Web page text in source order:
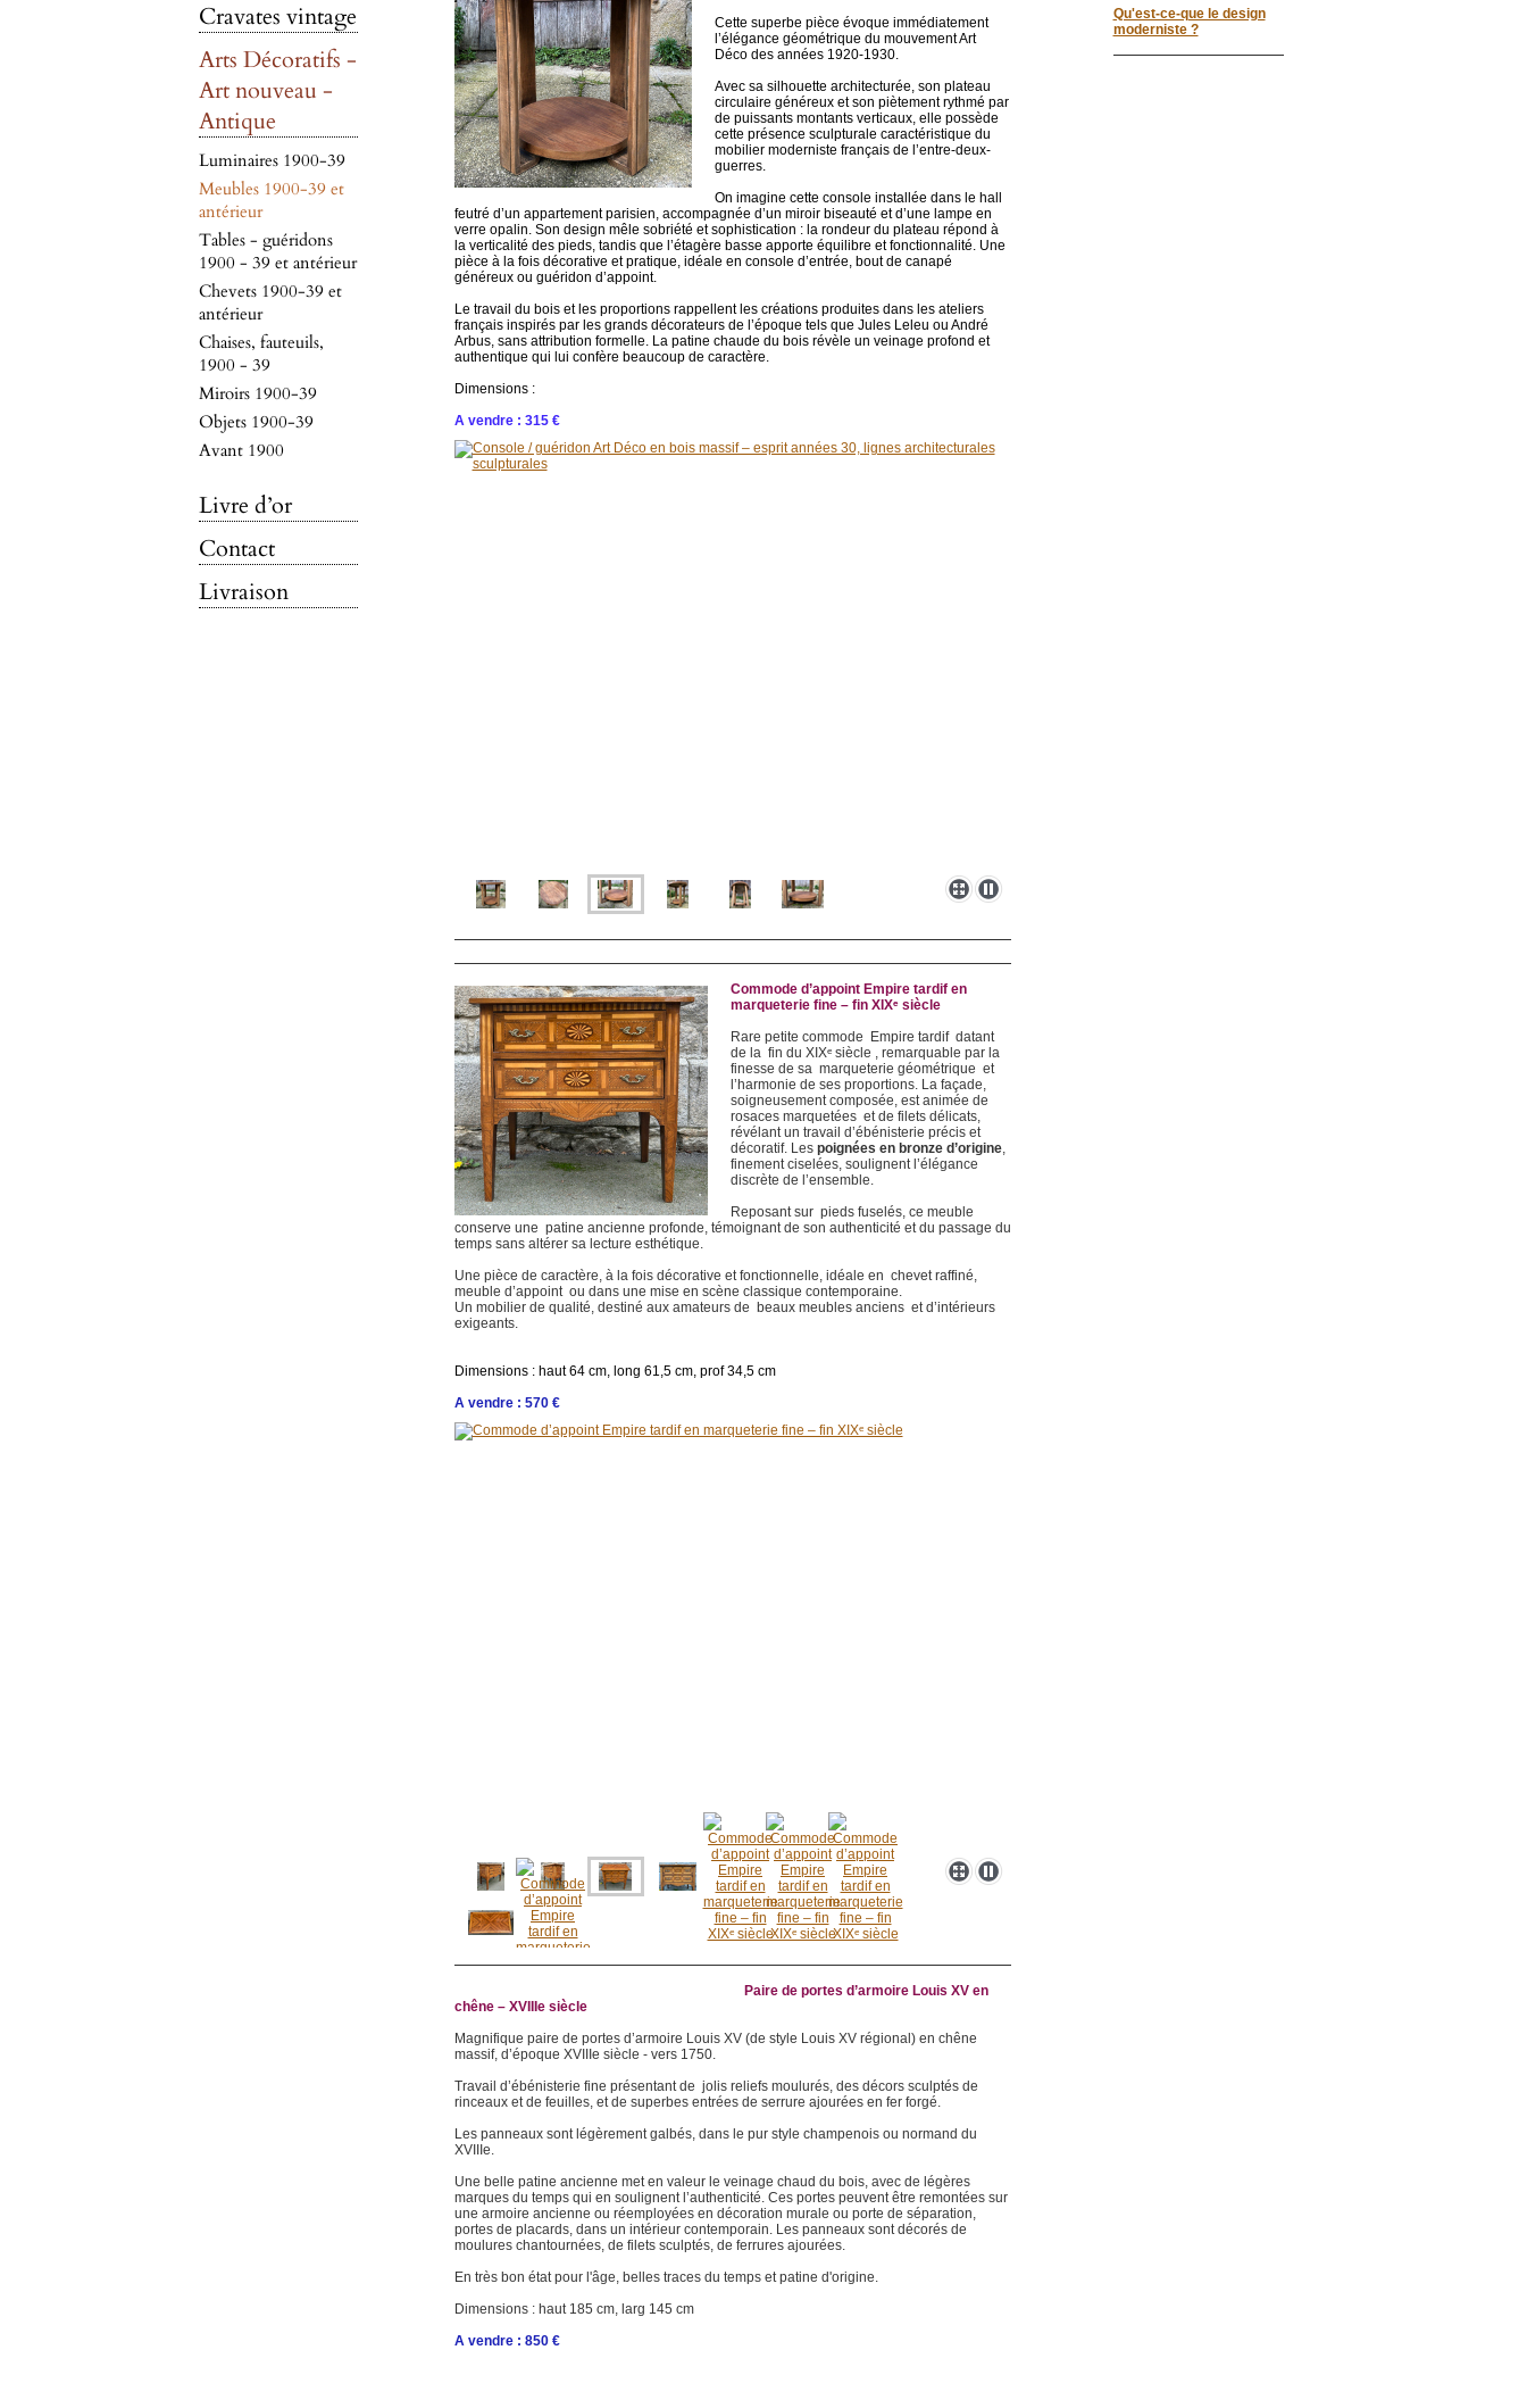
Cravates vintage
Arts Décoratifs -
Art nouveau -
Antique
Luminaires 1900-39
Meubles 1900-39 et
antérieur
Tables - guéridons
1900 - 39 et antérieur
Chevets 1900-39 et
antérieur
Chaises, fauteuils,
1900 - 39
Miroirs 1900-39
Objets 1900-39
Avant 1900
Livre d’or
Contact
Livraison
Cette superbe pièce évoque immédiatement
l’élégance géométrique du mouvement Art
Déco des années 1920-1930.
Avec sa silhouette architecturée, son plateau
circulaire généreux et son piètement rythmé par
de puissants montants verticaux, elle possède
cette présence sculpturale caractéristique du
mobilier moderniste français de l’entre-deux-
guerres.
On imagine cette console installée dans le hall
feutré d’un appartement parisien, accompagnée d’un miroir biseauté et d’une lampe en
verre opalin. Son design mêle sobriété et sophistication : la rondeur du plateau répond à
la verticalité des pieds, tandis que l’étagère basse apporte équilibre et fonctionnalité. Une
pièce à la fois décorative et pratique, idéale en console d’entrée, bout de canapé
généreux ou guéridon d’appoint.
Le travail du bois et les proportions rappellent les créations produites dans les ateliers
français inspirés par les grands décorateurs de l’époque tels que Jules Leleu ou André
Arbus, sans attribution formelle. La patine chaude du bois révèle un veinage profond et
authentique qui lui confère beaucoup de caractère.
Dimensions :
A vendre : 315 €
Commode d’appoint Empire tardif en
marqueterie fine – fin XIXᵉ siècle
Rare petite commode Empire tardif datant
de la fin du XIXᵉ siècle , remarquable par la
finesse de sa marqueterie géométrique et
l’harmonie de ses proportions. La façade,
soigneusement composée, est animée de
rosaces marquetées et de filets délicats,
révélant un travail d’ébénisterie précis et
décoratif. Les poignées en bronze d’origine,
finement ciselées, soulignent l’élégance
discrète de l’ensemble.
Reposant sur pieds fuselés, ce meuble
conserve une patine ancienne profonde, témoignant de son authenticité et du passage du
temps sans altérer sa lecture esthétique.
Une pièce de caractère, à la fois décorative et fonctionnelle, idéale en chevet raffiné,
meuble d’appoint ou dans une mise en scène classique contemporaine.
Un mobilier de qualité, destiné aux amateurs de beaux meubles anciens et d’intérieurs
exigeants.
Dimensions : haut 64 cm, long 61,5 cm, prof 34,5 cm
A vendre : 570 €
Paire de portes d’armoire Louis XV en
chêne – XVIIIe siècle
Magnifique paire de portes d’armoire Louis XV (de style Louis XV régional) en chêne
massif, d’époque XVIIIe siècle - vers 1750.
Travail d’ébénisterie fine présentant de jolis reliefs moulurés, des décors sculptés de
rinceaux et de feuilles, et de superbes entrées de serrure ajourées en fer forgé.
Les panneaux sont légèrement galbés, dans le pur style champenois ou normand du
XVIIIe.
Une belle patine ancienne met en valeur le veinage chaud du bois, avec de légères
marques du temps qui en soulignent l’authenticité. Ces portes peuvent être remontées sur
une armoire ancienne ou réemployées en décoration murale ou porte de séparation,
portes de placards, dans un intérieur contemporain. Les panneaux sont décorés de
moulures chantournées, de filets sculptés, de ferrures ajourées.
En très bon état pour l'âge, belles traces du temps et patine d'origine.
Dimensions : haut 185 cm, larg 145 cm
A vendre : 850 €
Qu'est-ce-que le design
moderniste ?